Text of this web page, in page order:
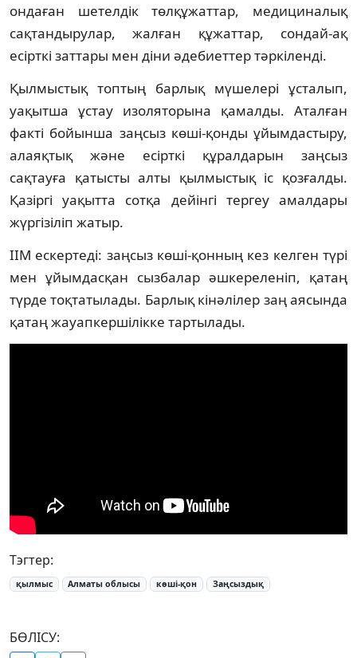
ондаған шетелдік төлқұжаттар, медициналық
сақтандырулар, жалған құжаттар, сондай-ақ
есірткі заттары мен діни әдебиеттер тәркіленді.
Қылмыстық топтың барлық мүшелері ұсталып,
уақытша ұстау изоляторына қамалды. Аталған
факті бойынша заңсыз көші-қонды ұйымдастыру,
алаяқтық және есірткі құралдарын заңсыз
сақтауға қатысты алты қылмыстық іс қозғалды.
Қазіргі уақытта сотқа дейінгі тергеу амалдары
жүргізіліп жатыр.
ІІМ ескертеді: заңсыз көші-қонның кез келген түрі
мен ұйымдасқан сызбалар әшкереленіп, қатаң
түрде тоқтатылады. Барлық кінәлілер заң аясында
қатаң жауапкершілікке тартылады.
Тэгтер:
қылмыс Алматы облысы көші-қон Заңсыздық
БӨЛІСУ: